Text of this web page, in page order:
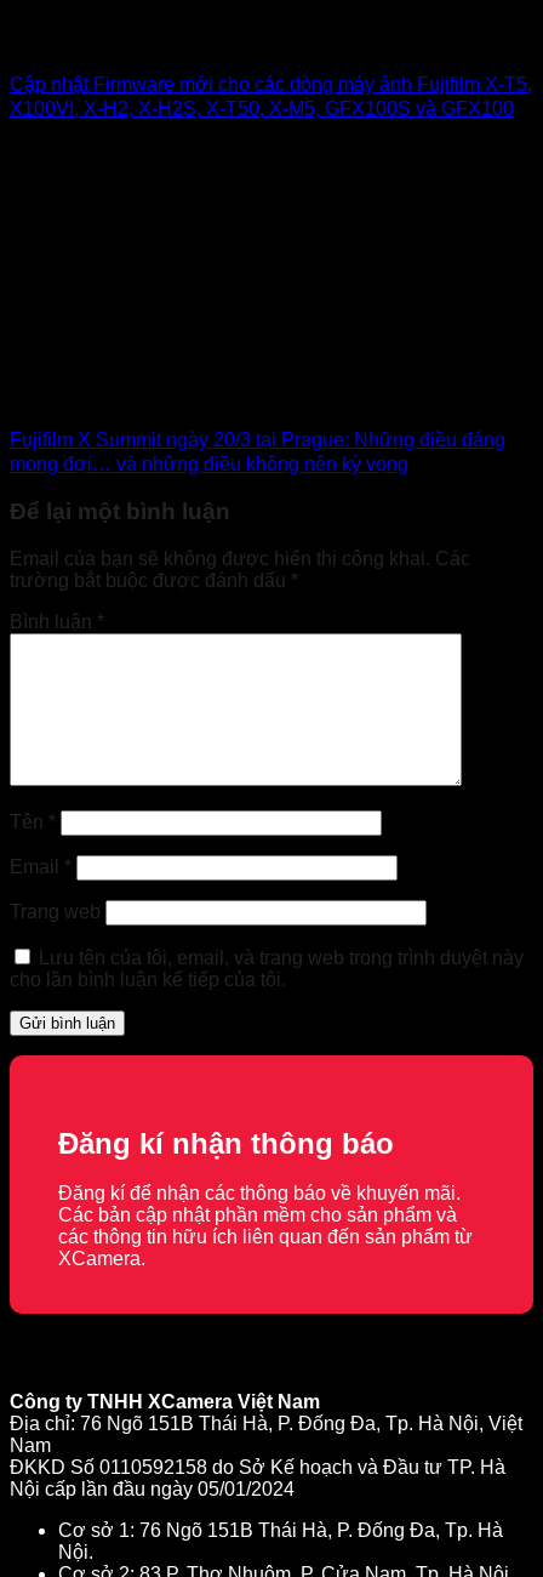
Cập nhật Firmware mới cho các dòng máy ảnh Fujifilm X-T5,
X100VI, X-H2, X-H2S, X-T50, X-M5, GFX100S và GFX100
Fujifilm X Summit ngày 20/3 tại Prague: Những điều đáng
mong đợi… và những điều không nên kỳ vọng
Để lại một bình luận
Email của bạn sẽ không được hiển thị công khai. Các
trường bắt buộc được đánh dấu *
Bình luận *
Tên *
Email *
Trang web
Lưu tên của tôi, email, và trang web trong trình duyệt này
cho lần bình luận kế tiếp của tôi.
Đăng kí nhận thông báo
Đăng kí để nhận các thông báo về khuyến mãi.
Các bản cập nhật phần mềm cho sản phẩm và
các thông tin hữu ích liên quan đến sản phẩm từ
XCamera.
Công ty TNHH XCamera Việt Nam
Địa chỉ: 76 Ngõ 151B Thái Hà, P. Đống Đa, Tp. Hà Nội, Việt
Nam
ĐKKD Số 0110592158 do Sở Kế hoạch và Đầu tư TP. Hà
Nội cấp lần đầu ngày 05/01/2024
Cơ sở 1: 76 Ngõ 151B Thái Hà, P. Đống Đa, Tp. Hà
Nội.